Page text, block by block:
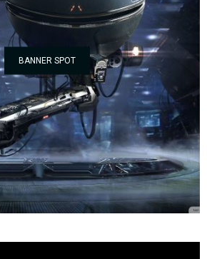
BANNER SPOT